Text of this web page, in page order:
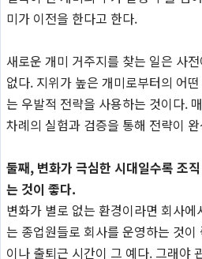
미가 이전을 한다고 한다.
새로운 개미 거주지를 찾는 일은 사
없다. 지위가 높은 개미로부터의 어
는 우발적 전략을 사용하는 것이다.
차례의 실험과 검증을 통해 전략이
둘째, 변화가 극심한 시대일수록 조
는 것이 좋다.
변화가 별로 없는 환경이라면 회사
는 종업원들로 회사를 운영하는 것
이나 출퇴근 시간이 그 예다. 그래야